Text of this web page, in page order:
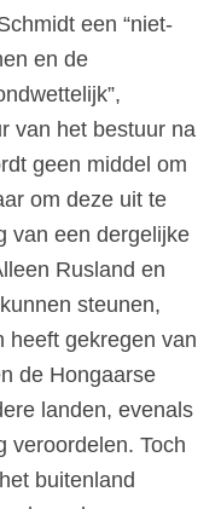
een “niet-
en de
van het bestuur na
geen middel om
om deze uit te
van een dergelijke
Rusland en
steunen,
heeft gekregen van
de Hongaarse
landen, evenals
veroordelen. Toch
buitenland